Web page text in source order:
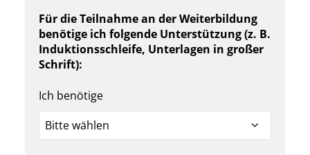
Für die Teilnahme an der Weiterbildung
benötige ich folgende Unterstützung (z. B.
Induktionsschleife, Unterlagen in großer
Schrift):
Ich benötige